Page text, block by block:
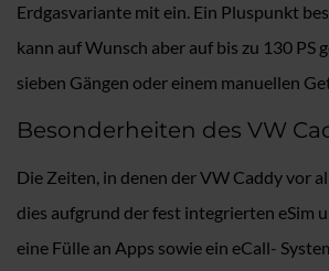
Erdgasvariante mit ein. Ein Pluspunkt
kann auf Wunsch aber auf bis zu 130
sieben Gängen oder einem manuellen
Besonderheiten des VW
Die Zeiten, in denen der VW Caddy vor
dies aufgrund der fest integrierten eSim
eine Fülle an Apps sowie ein eCall-